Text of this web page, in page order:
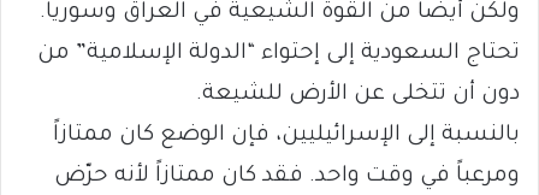
ولكن أيضاً من القوة الشيعية في العراق وسوريا.
تحتاج السعودية إلى إحتواء “الدولة الإسلامية” من
دون أن تتخلى عن الأرض للشيعة.
بالنسبة إلى الإسرائيليين، فإن الوضع كان ممتازاً
ومرعباً في وقت واحد. فقد كان ممتازاً لأنه حرّض